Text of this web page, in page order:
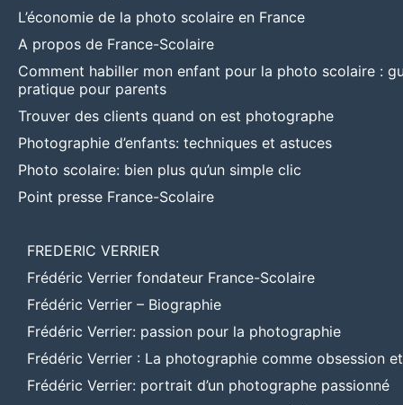
L’économie de la photo scolaire en France
A propos de France-Scolaire
Comment habiller mon enfant pour la photo scolaire :
pratique pour parents
Trouver des clients quand on est photographe
Photographie d’enfants: techniques et astuces
Photo scolaire: bien plus qu’un simple clic
Point presse France-Scolaire
FREDERIC VERRIER
Frédéric Verrier fondateur France-Scolaire
Frédéric Verrier – Biographie
Frédéric Verrier: passion pour la photographie
Frédéric Verrier : La photographie comme obsession
Frédéric Verrier: portrait d’un photographe passionné